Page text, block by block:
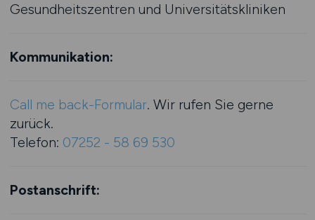
Gesundheitszentren und Universitätskliniken
Kommunikation:
Call me back-Formular. Wir rufen Sie gerne
zurück.
Telefon: 07252 - 58 69 530
Postanschrift: